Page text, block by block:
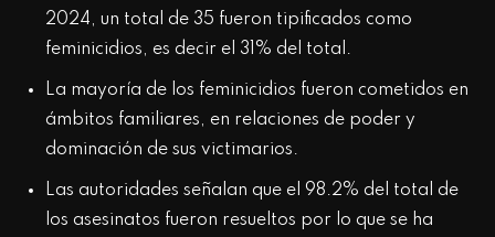
2024, un total de 35 fueron tipificados como
feminicidios, es decir el 31% del total.
La mayoría de los feminicidios fueron cometidos en
ámbitos familiares, en relaciones de poder y
dominación de sus victimarios.
Las autoridades señalan que el 98.2% del total de
los asesinatos fueron resueltos por lo que se ha